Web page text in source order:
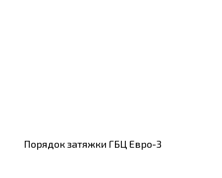
Порядок затяжки ГБЦ Евро-3